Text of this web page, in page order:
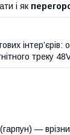
і як
треку
—